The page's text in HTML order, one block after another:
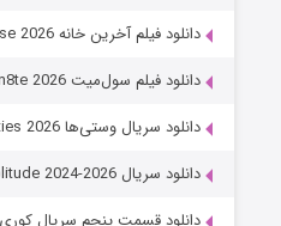
دانلود فیلم آخرین خانه The Last House 2026
دانلود فیلم سول‌میت Soulm8te 2026
دانلود سریال وستی‌ها The Westies 2026
دانلود سریال One Hundred Years of Solitude 2024-2026